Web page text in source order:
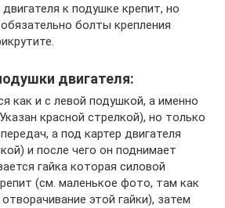
к подушке крепит, но
болты крепления
двигателя:
как и с левой подушкой, а именно
красной стрелкой), но только
а под картер двигателя
и после чего он поднимает
гайка которая силовой
(см. маленькое фото, там как
этой гайки), затем